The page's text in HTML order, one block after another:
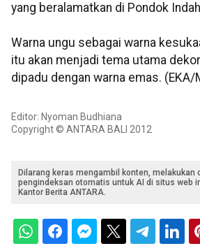
yang beralamatkan di Pondok
Warna ungu sebagai warna
itu akan menjadi tema utama
dipadu dengan warna emas.
Editor: Nyoman Budhiana
Copyright © ANTARA BALI 2012
Dilarang keras mengambil konten, melakukan
pengindeksan otomatis untuk AI di situs web
Kantor Berita ANTARA.